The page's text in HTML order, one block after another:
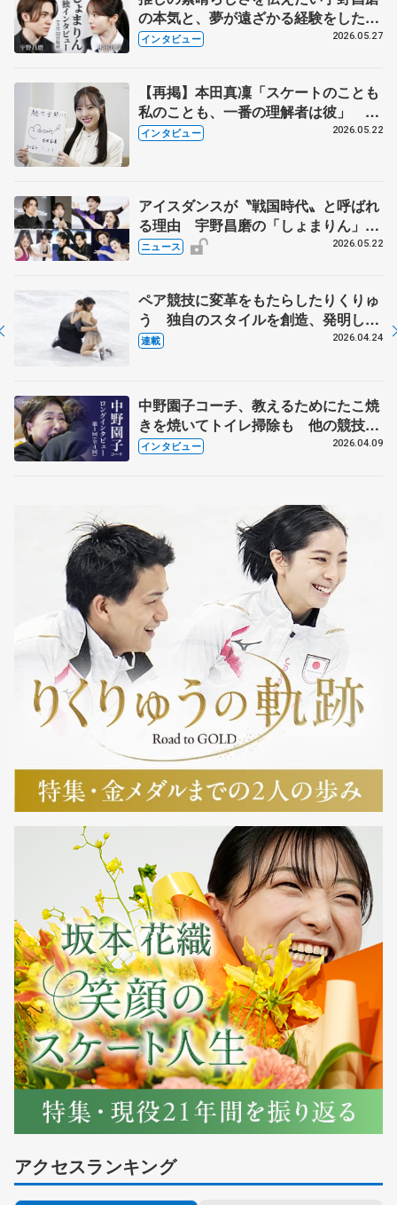
の本気と、夢が遠ざかる経験をした本
田真凜の覚悟
インタビュー 2026.05.27
【再掲】本田真凜「スケートのことも
私のことも、一番の理解者は彼」 引
退時の単独インタビューで語った競技
インタビュー 2026.05.22
アイスダンスが〝戦国時代〟と呼ばれ
る理由 宇野昌磨の「しょまりん」ら
実力者が相次いで参戦 国内の競争激
ニュース 2026.05.22
ペア競技に変革をもたらしたりくりゅ
う 独自のスタイルを創造、発明した
【引退発表後②】
連載 2026.04.24
中野園子コーチ、教えるためにたこ焼
きを焼いてトイレ掃除も 他の競技に
も通用するという坂本花織の筋肉
インタビュー 2026.04.09
アクセスランキング